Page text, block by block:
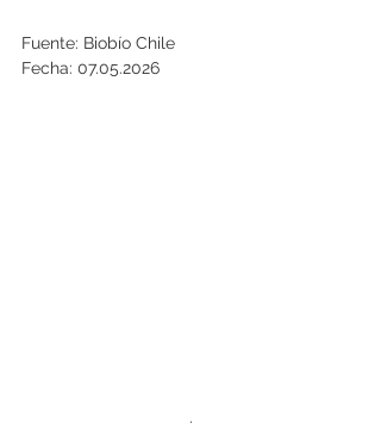
Fuente: Biobío Chile
Fecha: 07.05.2026
.